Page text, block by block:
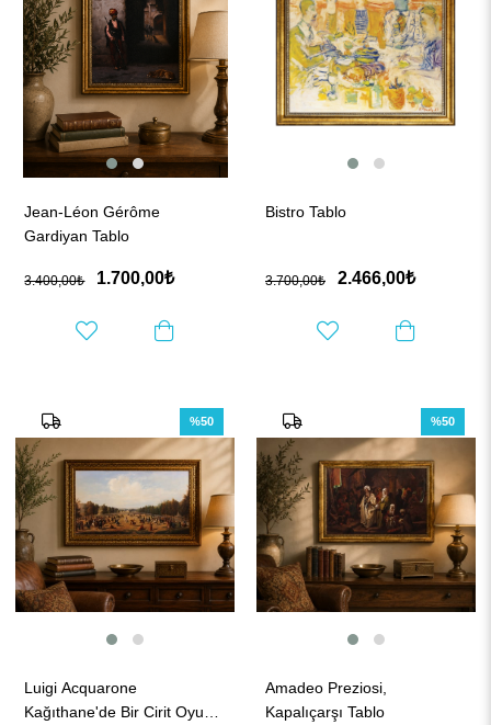
Jean-Léon Gérôme
Gardiyan Tablo
1.700,00₺
3.400,00₺
Bistro Tablo
2.466,00₺
3.700,00₺
Luigi Acquarone
Kağıthane'de Bir Cirit Oyunu
%50
Amadeo Preziosi,
Kapalıçarşı Tablo
%50